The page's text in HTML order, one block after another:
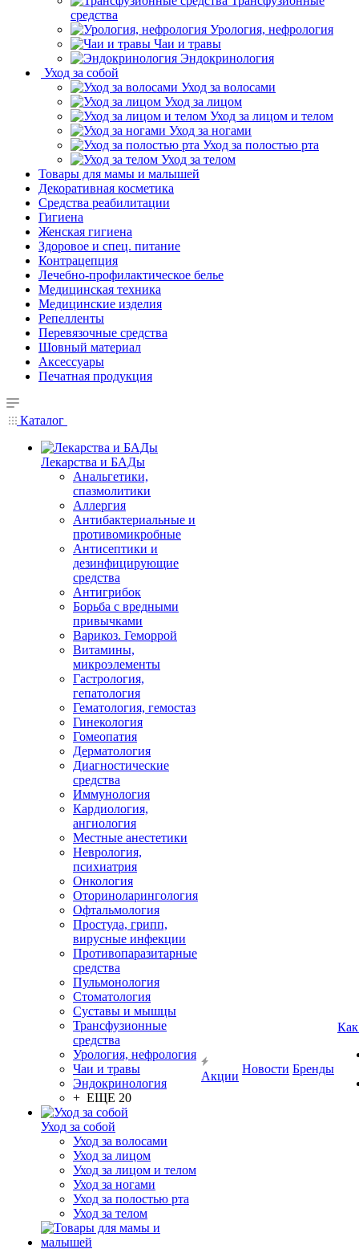
средства
Урология, нефрология
Чаи и травы
Эндокринология
Уход за собой
Уход за волосами
Уход за лицом
Уход за лицом и телом
Уход за ногами
Уход за полостью рта
Уход за телом
Товары для мамы и малышей
Декоративная косметика
Средства реабилитации
Гигиена
Женская гигиена
Здоровое и спец. питание
Контрацепция
Лечебно-профилактическое белье
Медицинская техника
Медицинские изделия
Репелленты
Перевязочные средства
Шовный материал
Аксессуары
Печатная продукция
Каталог
Лекарства и БАДы
Анальгетики,
спазмолитики
Аллергия
Антибактериальные и
противомикробные
Антисептики и
дезинфицирующие
средства
Антигрибок
Борьба с вредными
привычками
Варикоз. Геморрой
Витамины,
микроэлементы
Гастрология,
гепатология
Гематология, гемостаз
Гинекология
Гомеопатия
Дерматология
Диагностические
средства
Иммунология
Кардиология,
ангиология
Местные анестетики
Неврология,
психиатрия
Онкология
Оториноларингология
Офтальмология
Простуда, грипп,
вирусные инфекции
Противопаразитарные
средства
Пульмонология
Стоматология
Суставы и мышцы
Трансфузионные
средства
Урология, нефрология
Чаи и травы
Эндокринология
+ ЕЩЕ 20
Уход за собой
Уход за волосами
Уход за лицом
Уход за лицом и телом
Уход за ногами
Уход за полостью рта
Уход за телом
Акции
Новости Бренды